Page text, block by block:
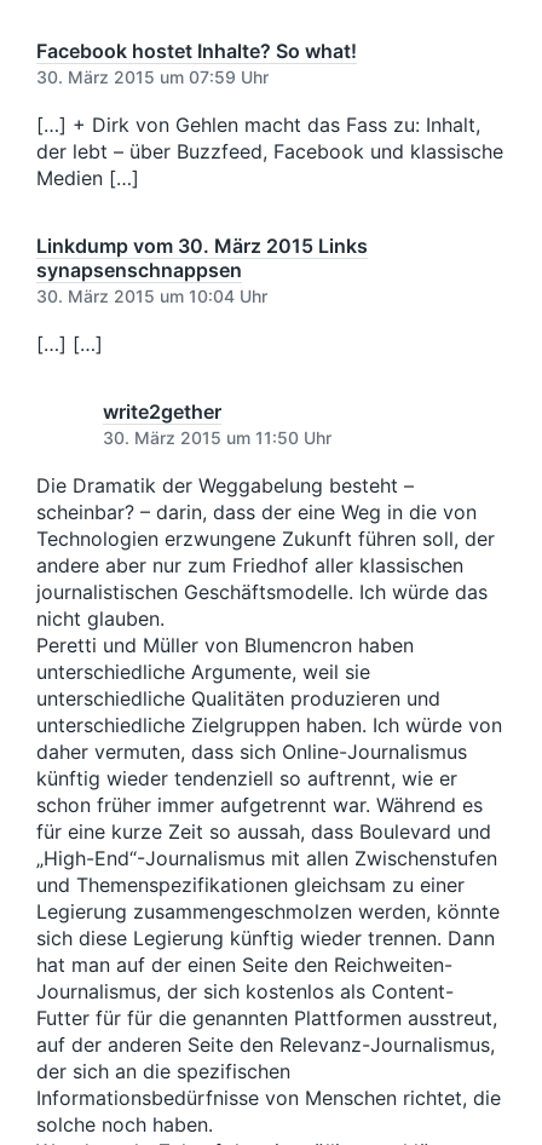
u
m
B
e
t
r
a
r
B
i
t
r
a
:
Facebook hostet Inhalte? So what!
30. März 2015 um 07:59 Uhr
[…] + Dirk von Gehlen macht das Fass zu: Inhalt,
der lebt – über Buzzfeed, Facebook und klassische
Medien […]
Linkdump vom 30. März 2015 Links
synapsenschnappsen
30. März 2015 um 10:04 Uhr
[…] […]
write2gether
30. März 2015 um 11:50 Uhr
Die Dramatik der Weggabelung besteht –
scheinbar? – darin, dass der eine Weg in die von
Technologien erzwungene Zukunft führen soll, der
andere aber nur zum Friedhof aller klassischen
journalistischen Geschäftsmodelle. Ich würde das
nicht glauben.
Peretti und Müller von Blumencron haben
unterschiedliche Argumente, weil sie
unterschiedliche Qualitäten produzieren und
unterschiedliche Zielgruppen haben. Ich würde von
daher vermuten, dass sich Online-Journalismus
künftig wieder tendenziell so auftrennt, wie er
schon früher immer aufgetrennt war. Während es
für eine kurze Zeit so aussah, dass Boulevard und
„High-End“-Journalismus mit allen Zwischenstufen
und Themenspezifikationen gleichsam zu einer
Legierung zusammengeschmolzen werden, könnte
sich diese Legierung künftig wieder trennen. Dann
hat man auf der einen Seite den Reichweiten-
Journalismus, der sich kostenlos als Content-
Futter für für die genannten Plattformen ausstreut,
auf der anderen Seite den Relevanz-Journalismus,
der sich an die spezifischen
Informationsbedürfnisse von Menschen richtet, die
solche noch haben.